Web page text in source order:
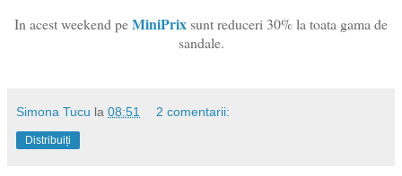
In acest weekend peMiniPrixsunt reduceri 30% la toata gama de
sandale.
Simona Tucu la 08:51 2 comentarii:
Distribuiți